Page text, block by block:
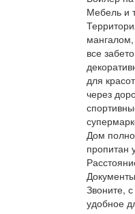
Мебель и
все
для
через
Дом
пропитан
Звоните,
удобное